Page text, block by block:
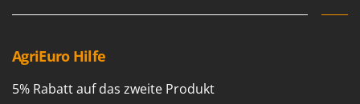
AgriEuro Hilfe
5% Rabatt auf das zweite Produkt